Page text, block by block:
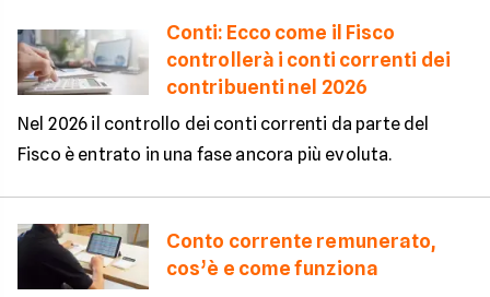
Conti: Ecco come il Fisco
controllerà i conti correnti dei
contribuenti nel 2026
Nel 2026 il controllo dei conti correnti da parte del
Fisco è entrato in una fase ancora più evoluta.
Conto corrente remunerato,
cos’è e come funziona